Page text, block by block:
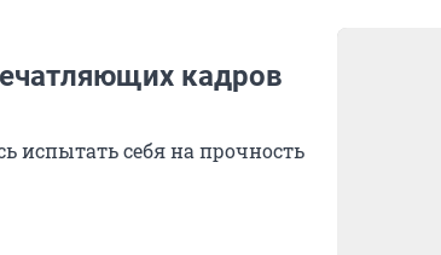
кадров
испытать себя на прочность